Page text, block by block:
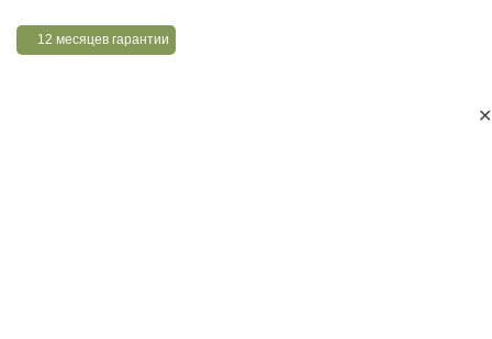
12 месяцев гарантии
✕